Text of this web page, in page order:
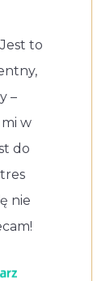
to
–
w
do
nie